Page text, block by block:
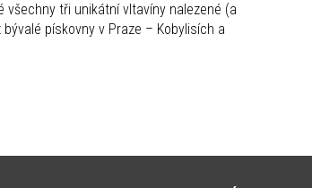
tři unikátní vltavíny nalezené (a
pískovny v Praze – Kobylisích a